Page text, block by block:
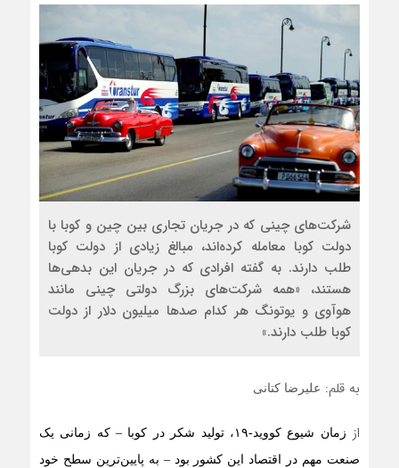
شرکت‌های چینی که در جریان تجاری بین چین و کوبا با
دولت کوبا معامله کرده‌اند، مبالغ زیادی از دولت کوبا
طلب دارند. به گفته افرادی که در جریان این بدهی‌ها
هستند، «همه شرکت‌های بزرگ دولتی چینی مانند
هوآوی و یوتونگ هر کدام صدها میلیون دلار از دولت
کوبا طلب دارند.»
به قلم: علیرضا کتانی
از
زمان شیوع کووید-۱۹، تولید شکر در کوبا – که زمانی یک
صنعت مهم در اقتصاد این کشور بود – به پایین‌ترین سطح خود